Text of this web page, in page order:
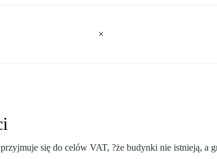
się do celów VAT, ?że budynki nie istnieją, a